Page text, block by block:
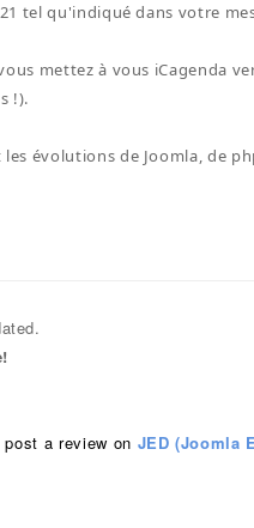
tel qu'indiqué dans votre
mettez à vous iCagenda
!).
évolutions de Joomla, de
a review on JED (Joomla